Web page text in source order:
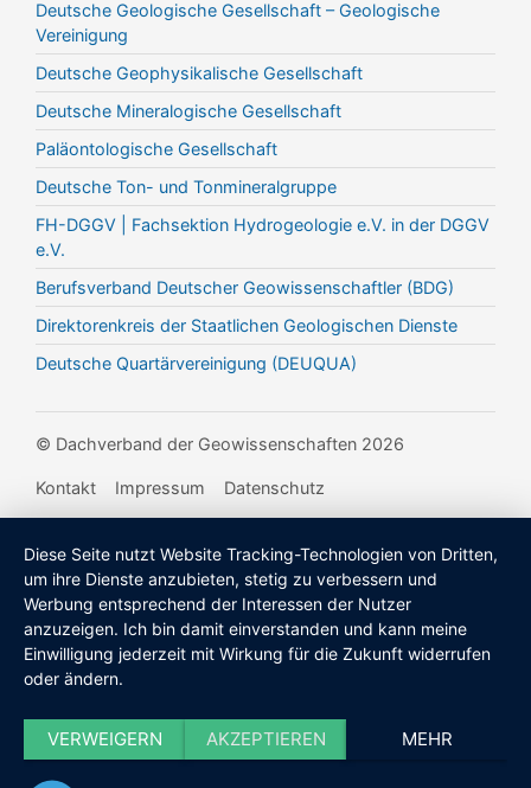
Deutsche Geologische Gesellschaft – Geologische
Vereinigung
Deutsche Geophysikalische Gesellschaft
Deutsche Mineralogische Gesellschaft
Paläontologische Gesellschaft
Deutsche Ton- und Tonmineralgruppe
FH-DGGV | Fachsektion Hydrogeologie e.V. in der DGGV
e.V.
Berufsverband Deutscher Geowissenschaftler (BDG)
Direktorenkreis der Staatlichen Geologischen Dienste
Deutsche Quartärvereinigung (DEUQUA)
© Dachverband der Geowissenschaften 2026
Kontakt Impressum Datenschutz
Diese Seite nutzt Website Tracking-Technologien von Dritten,
um ihre Dienste anzubieten, stetig zu verbessern und
Werbung entsprechend der Interessen der Nutzer
anzuzeigen. Ich bin damit einverstanden und kann meine
Einwilligung jederzeit mit Wirkung für die Zukunft widerrufen
oder ändern.
VERWEIGERN AKZEPTIEREN MEHR